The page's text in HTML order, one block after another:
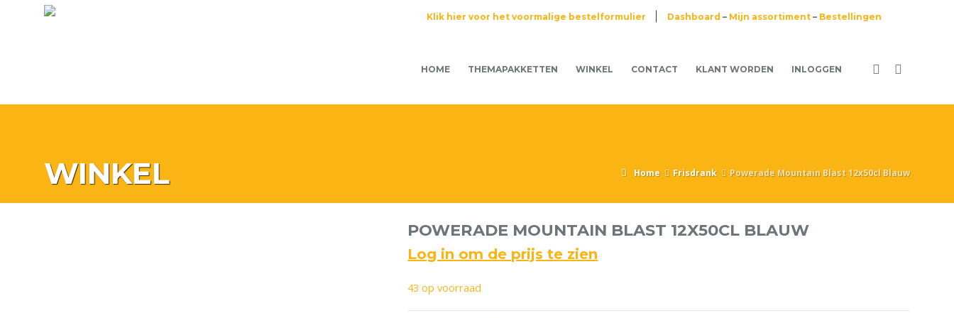
Klik hier voor het voormalige bestelformulier Dashboard – Mijn assortiment – Bestellingen
HOME THEMAPAKKETTEN WINKEL CONTACT KLANT WORDEN INLOGGEN
WINKEL Home Frisdrank Powerade Mountain Blast 12x50cl Blauw
POWERADE MOUNTAIN BLAST 12X50CL BLAUW
Log in om de prijs te zien
43 op voorraad